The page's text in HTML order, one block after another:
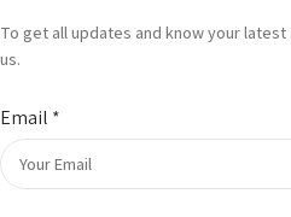
To get all updates and know your
us.
Email *